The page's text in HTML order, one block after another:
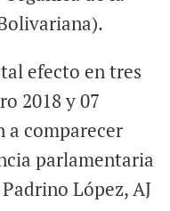
efecto en tres
2018 y 07
a comparecer
parlamentaria
López, AJ